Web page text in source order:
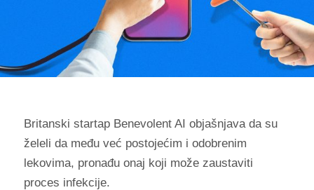
Britanski startap Benevolent AI objašnjava da su
želeli da među već postojećim i odobrenim
lekovima, pronađu onaj koji može zaustaviti
proces infekcije.